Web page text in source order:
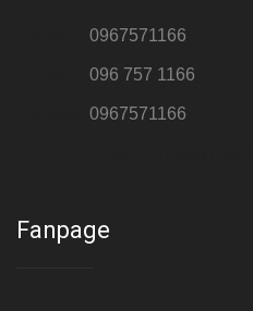
0967571166
096 757 1166
0967571166
Fanpage